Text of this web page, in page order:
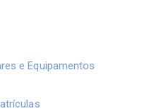
e Equipamentos